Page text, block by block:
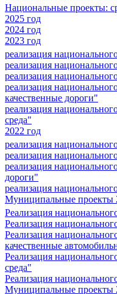
Национальные проекты:
2025 год
2024 год
2023 год
реализация
реализация
реализация
реализация
качественные дороги"
реализация
среда"
2022 год
реализация
реализация
реализация
дороги"
реализация
Муниципальные проекты
Реализация
Реализация
Реализация
качественные
Реализация
среда"
Реализация
Муниципальные проекты